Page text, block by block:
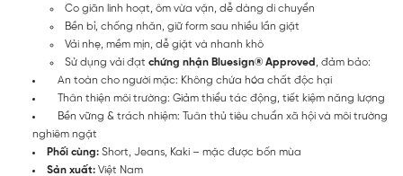
Co giãn linh hoạt, ôm vừa vặn, dễ dàng di chuyển
Bền bỉ, chống nhăn, giữ form sau nhiều lần giặt
Vải nhẹ, mềm mịn, dễ giặt và nhanh khô
Sử dụng vải đạt chứng nhận Bluesign® Approved, đảm bảo:
An toàn cho người mặc: Không chứa hóa chất độc hại
Thân thiện môi trường: Giảm thiểu tác động, tiết kiệm năng lượng
Bền vững & trách nhiệm: Tuân thủ tiêu chuẩn xã hội và môi trường
nghiêm ngặt
Phối cùng: Short, Jeans, Kaki – mặc được bốn mùa
Sản xuất: Việt Nam